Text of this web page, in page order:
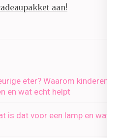
aan!
eter? Waarom kinderen
en wat echt helpt
is dat voor een lamp en wat